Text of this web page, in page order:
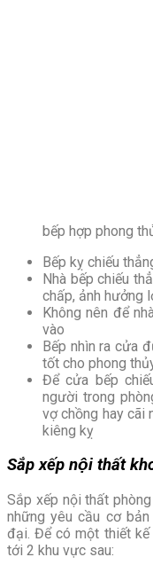
bếp hợp phong
Bếp kỵ chiếu
Nhà bếp chiếu
chấp, ảnh hưởng
Không nên để
vào
Bếp nhìn ra cửa
tốt cho phong
Để cửa bếp
người trong
vợ chồng hay cãi
kiêng kỵ
Sắp xếp nội thất
Sắp xếp nội thất
những yêu cầu cơ
đại. Để có một thiết kế
tới 2 khu vực sau: